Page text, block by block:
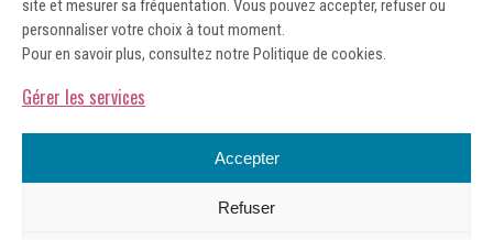
site et mesurer sa fréquentation. Vous pouvez accepter, refuser ou
personnaliser votre choix à tout moment.
Pour en savoir plus, consultez notre Politique de cookies.
Gérer les services
Accepter
Refuser